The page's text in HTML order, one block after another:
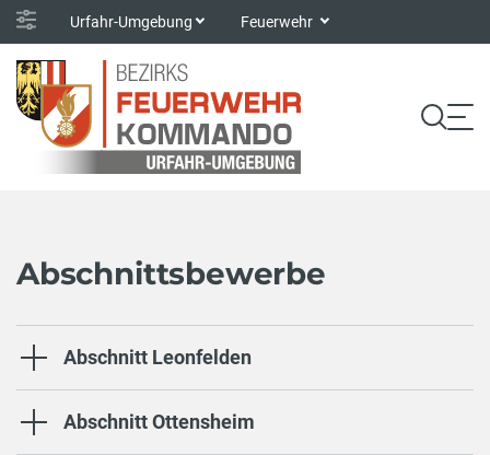
Urfahr-Umgebung Feuerwehr
Abschnittsbewerbe
Abschnitt Leonfelden
Abschnitt Ottensheim